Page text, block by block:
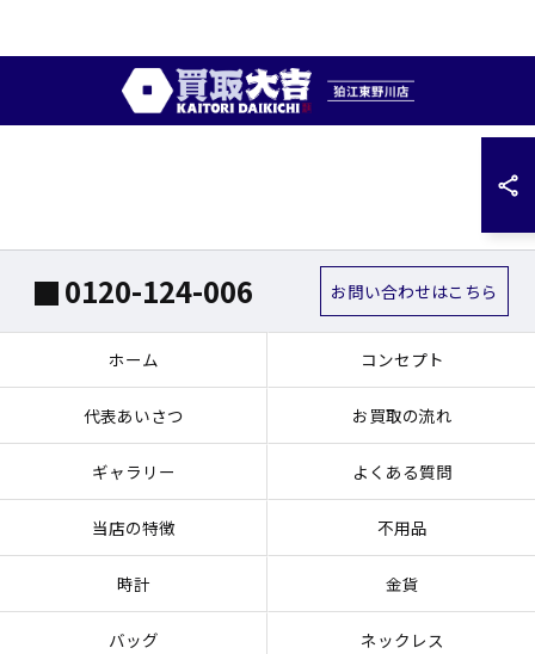
0120-124-006 お問い合わせはこちら
ホーム コンセプト
代表あいさつ お買取の流れ
ギャラリー よくある質問
当店の特徴 不用品
時計 金貨
バッグ ネックレス